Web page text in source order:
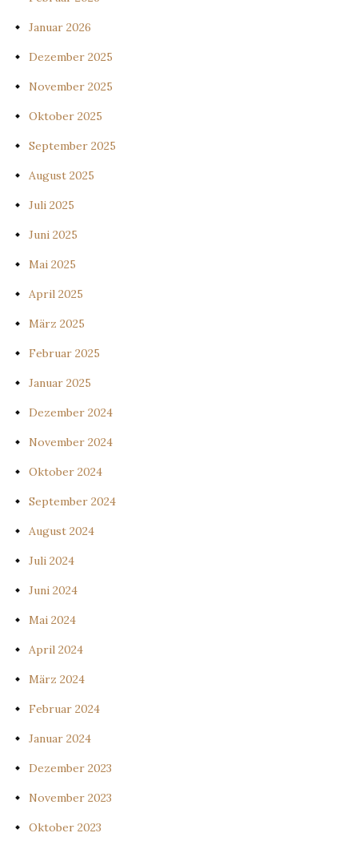
Januar 2026
Dezember 2025
November 2025
Oktober 2025
September 2025
August 2025
Juli 2025
Juni 2025
Mai 2025
April 2025
März 2025
Februar 2025
Januar 2025
Dezember 2024
November 2024
Oktober 2024
September 2024
August 2024
Juli 2024
Juni 2024
Mai 2024
April 2024
März 2024
Februar 2024
Januar 2024
Dezember 2023
November 2023
Oktober 2023